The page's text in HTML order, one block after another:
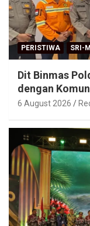
PERISTIWA SRI-
Dit Binmas
dengan
6 August 2026